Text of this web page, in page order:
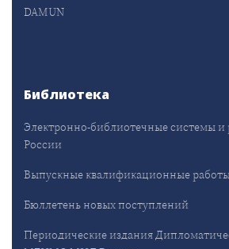
DAMUN
Библиотека
Электронно-библиотечные системы
России
Выпускные квалификационные
Бюллетень новых поступлений
Периодические издания